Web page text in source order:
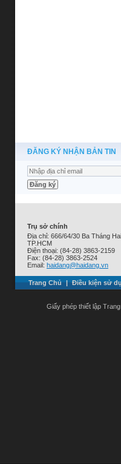
ĐĂNG KÝ NHẬN BẢN TIN
Trụ sở chính
Địa chỉ: 666/64/30 Ba Tháng
TP.HCM
Điện thoại: (84-28) 3863-2159
Fax: (84-28) 3863-2524
Email: haidang@haidang.vn
Trang Chủ | Điều kiện sử
Giấy phép thiết lập